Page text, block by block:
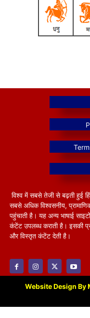
विश्व में सबसे तेजी से बढ़ती हुई
सबसे अधिक विश्वसनीय,
पहुंचाती है। यह अन्य भाषाई
कंटेंट उपलब्ध कराती है। इसकी
और विस्तृत कंटेंट देती है।
Website Design